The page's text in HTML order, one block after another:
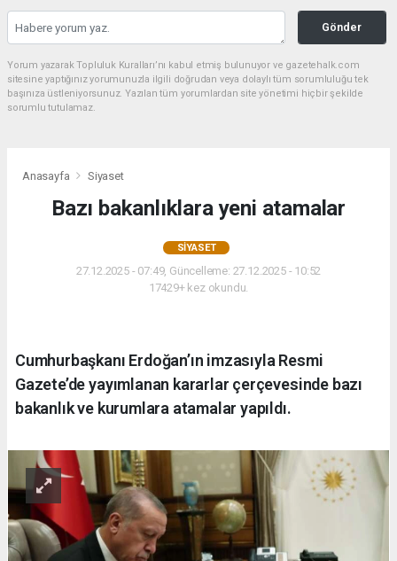
Gönder
Yorum yazarak Topluluk Kuralları’nı kabul etmiş bulunuyor ve gazetehalk.com
sitesine yaptığınız yorumunuzla ilgili doğrudan veya dolaylı tüm sorumluluğu tek
başınıza üstleniyorsunuz. Yazılan tüm yorumlardan site yönetimi hiçbir şekilde
sorumlu tutulamaz.
Anasayfa Siyaset
Bazı bakanlıklara yeni atamalar
SIYASET
27.12.2025 - 07:49, Güncelleme: 27.12.2025 - 10:52
17429+ kez okundu.
Cumhurbaşkanı Erdoğan’ın imzasıyla Resmi
Gazete’de yayımlanan kararlar çerçevesinde bazı
bakanlık ve kurumlara atamalar yapıldı.